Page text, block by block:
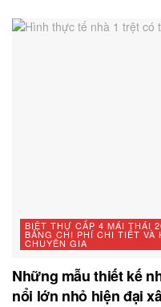
BIỆT THỰ CẤP 4 MÁI THÁI
BẢNG CHI PHÍ CHI TIẾT VÀ
CHUYÊN GIA
Những mẫu thiết kế
nổi lớn nhỏ hiện đại